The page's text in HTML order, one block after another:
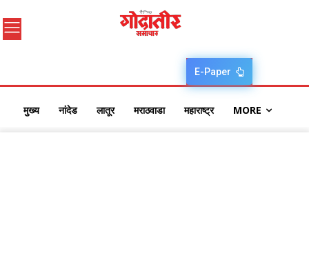
E-Paper
मुख्य नांदेड लातूर मराठवाडा महाराष्ट्र MORE